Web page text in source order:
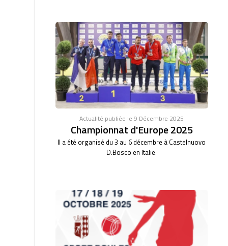
Actualité publiée le 9 Décembre 2025
Championnat d'Europe 2025
Il a été organisé du 3 au 6 décembre à Castelnuovo
D.Bosco en Italie.